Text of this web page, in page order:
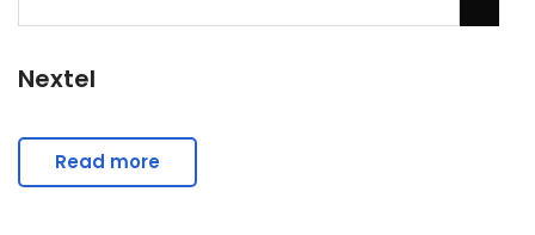
Nextel
Read more